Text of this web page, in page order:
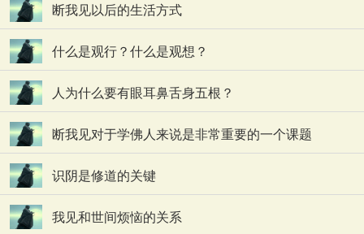
断我见以后的生活方式
什么是观行？什么是观想？
人为什么要有眼耳鼻舌身五根？
断我见对于学佛人来说是非常重要的一个课题
识阴是修道的关键
我见和世间烦恼的关系